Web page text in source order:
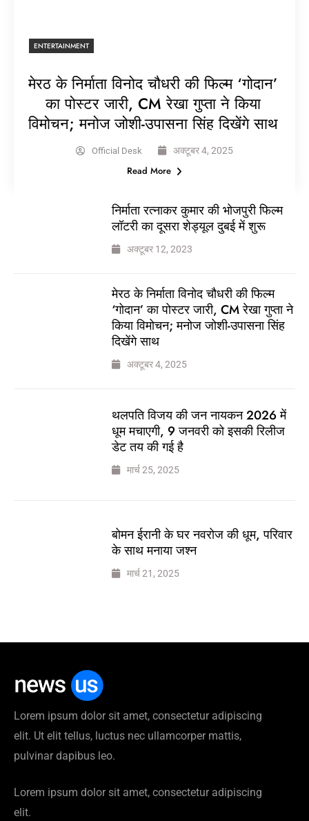
ENTERTAINMENT
मेरठ के निर्माता विनोद चौधरी की फिल्म ‘गोदान’
का पोस्टर जारी, CM रेखा गुप्ता ने किया
विमोचन; मनोज जोशी-उपासना सिंह दिखेंगे साथ
Official Desk अक्टूबर 4, 2025
Read More
निर्माता रत्नाकर कुमार की भोजपुरी फिल्म
लॉटरी का दूसरा शेड्यूल दुबई में शुरू
अक्टूबर 12, 2023
मेरठ के निर्माता विनोद चौधरी की फिल्म
‘गोदान’ का पोस्टर जारी, CM रेखा गुप्ता ने
किया विमोचन; मनोज जोशी-उपासना सिंह
दिखेंगे साथ
अक्टूबर 4, 2025
थलपति विजय की जन नायकन 2026 में
धूम मचाएगी, 9 जनवरी को इसकी रिलीज
डेट तय की गई है
मार्च 25, 2025
बोमन ईरानी के घर नवरोज की धूम, परिवार
के साथ मनाया जश्न
मार्च 21, 2025
Lorem ipsum dolor sit amet, consectetur adipiscing
elit. Ut elit tellus, luctus nec ullamcorper mattis,
pulvinar dapibus leo.
Lorem ipsum dolor sit amet, consectetur adipiscing
elit.